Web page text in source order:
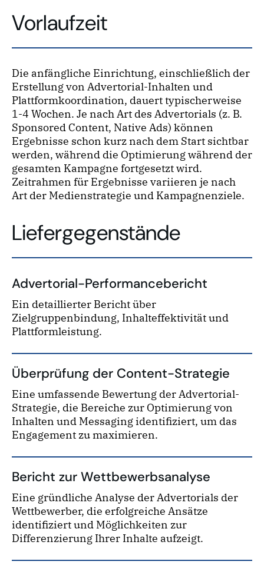
Vorlaufzeit
Die anfängliche Einrichtung, einschließlich der
Erstellung von Advertorial-Inhalten und
Plattformkoordination, dauert typischerweise
1-4 Wochen. Je nach Art des Advertorials (z. B.
Sponsored Content, Native Ads) können
Ergebnisse schon kurz nach dem Start sichtbar
werden, während die Optimierung während der
gesamten Kampagne fortgesetzt wird.
Zeitrahmen für Ergebnisse variieren je nach
Art der Medienstrategie und Kampagnenziele.
Liefergegenstände
Advertorial-Performancebericht
Ein detaillierter Bericht über
Zielgruppenbindung, Inhalteffektivität und
Plattformleistung.
Überprüfung der Content-Strategie
Eine umfassende Bewertung der Advertorial-
Strategie, die Bereiche zur Optimierung von
Inhalten und Messaging identifiziert, um das
Engagement zu maximieren.
Bericht zur Wettbewerbsanalyse
Eine gründliche Analyse der Advertorials der
Wettbewerber, die erfolgreiche Ansätze
identifiziert und Möglichkeiten zur
Differenzierung Ihrer Inhalte aufzeigt.